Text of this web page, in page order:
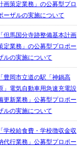
画策定業務」の公募型プロ
ーザルの実施について
「但馬国分寺跡整備基本計画
定業務」の公募型プロポー
ルの実施について
「豊岡市立道の駅「神鍋高
」電気自動車用急速充電設
更新業務」公募型プロポー
ルの実施について
「学校給食費・学校徴収金収
代行業務」公募型プロポー